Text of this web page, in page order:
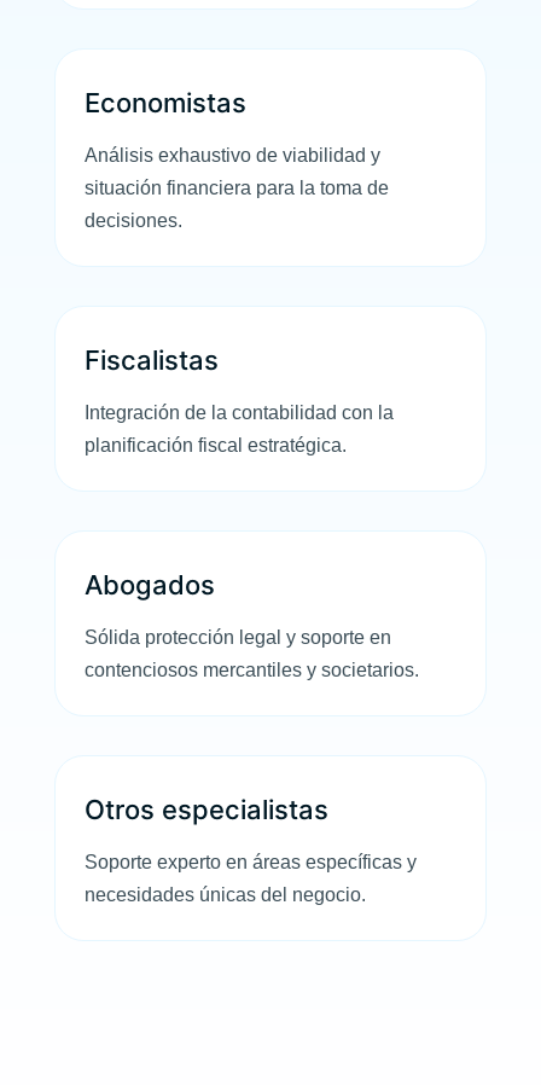
Economistas
Análisis exhaustivo de viabilidad y
situación financiera para la toma de
decisiones.
Fiscalistas
Integración de la contabilidad con la
planificación fiscal estratégica.
Abogados
Sólida protección legal y soporte en
contenciosos mercantiles y societarios.
Otros especialistas
Soporte experto en áreas específicas y
necesidades únicas del negocio.